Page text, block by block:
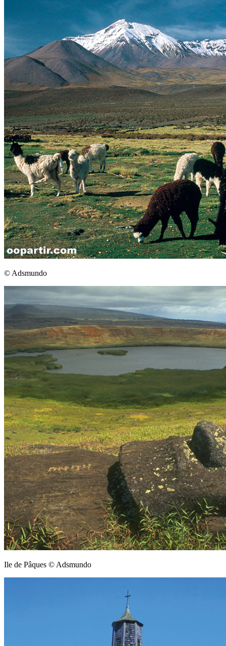
© Adsmundo
Ile de Pâques © Adsmundo